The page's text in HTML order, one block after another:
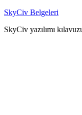
SkyCiv Belgeleri
SkyCiv yazılımı